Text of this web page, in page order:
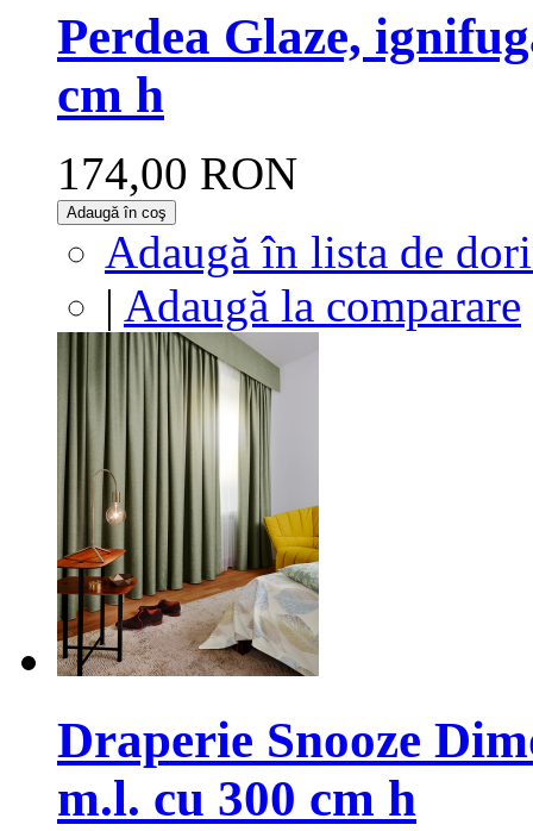
Perdea Glaze,
cm h
174,00 RON
Adaugă în coş
Adaugă în lista de
| Adaugă la comparare
Draperie Snooze
m.l. cu 300 cm h